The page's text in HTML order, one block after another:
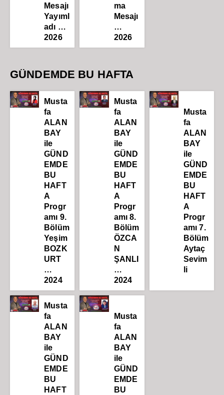
Mesajı
Yayıml
adı …
2026
ma
Mesajı
…
2026
GÜNDEMDE BU HAFTA
Musta
fa
ALAN
BAY
ile
GÜND
EMDE
BU
HAFT
A
Progr
amı 9.
Bölüm
Yeşim
BOZK
URT
…
2024
Musta
fa
ALAN
BAY
ile
GÜND
EMDE
BU
HAFT
A
Progr
amı 8.
Bölüm
ÖZCA
N
ŞANLI
…
2024
Musta
fa
ALAN
BAY
ile
GÜND
EMDE
BU
HAFT
A
Progr
amı 7.
Bölüm
Aytaç
Sevim
li
Musta
fa
ALAN
BAY
ile
GÜND
EMDE
BU
HAFT
Musta
fa
ALAN
BAY
ile
GÜND
EMDE
BU